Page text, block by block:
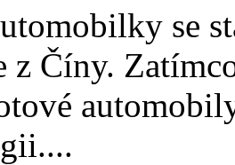
se
z Číny.